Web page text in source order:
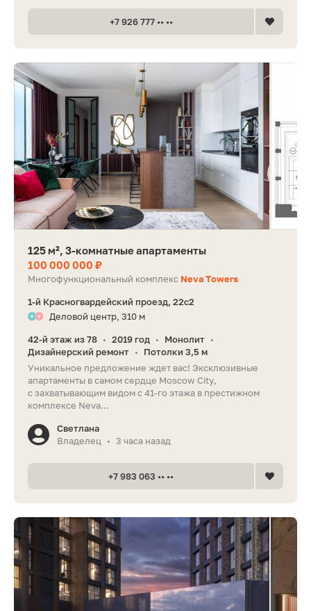
+7 926 777 •• ••
125 м², 3-комнатные апартаменты
100 000 000 ₽
Многофункциональный комплекс Neva Towers
1-й Красногвардейский проезд, 22с2
Деловой центр, 310 м
42-й этаж из 78 • 2019 год • Монолит •
Дизайнерский ремонт •
Потолки 3,5 м
Уникальное предложение ждет вас! Эксклюзивные
апартаменты в самом сердце Moscow City,
с захватывающим видом с 41-го этажа в престижном
комплексе Neva...
Светлана
Владелец
• 3 часа назад
+7 983 063 •• ••